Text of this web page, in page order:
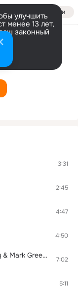
Войти
улучшить
менее 13 лет,
законный
3:31
2:45
4:47
4:50
Come Back Clean (Daniel Wanrooy & Mark Green Remix) 7:02
5:11